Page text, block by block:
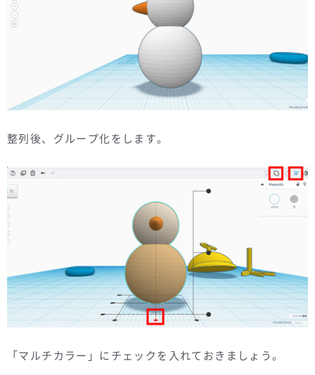
整列後、グループ化をします。
「マルチカラー」にチェックを入れておきましょう。